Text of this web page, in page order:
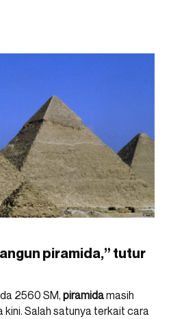
piramida,” tutur
2560 SM, piramidamasih
kini. Salah satunya terkait cara